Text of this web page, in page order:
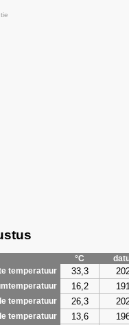
°C
temperatuur
33,3
16,2
temperatuur 26,3
temperatuur 13,6